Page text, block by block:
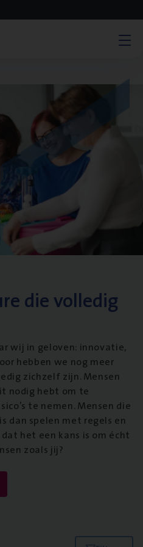
die volledig
wij in geloven: innovatie,
hebben we nog meer
zichzelf zijn. Mensen
nodig hebt om te
te nemen. Mensen die
dan spelen met regels en
het een kans is om écht
zoals jij?